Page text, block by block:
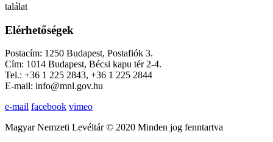
találat
Elérhetőségek
Postacím: 1250 Budapest, Postafiók 3.
Cím: 1014 Budapest, Bécsi kapu tér 2-4.
Tel.: +36 1 225 2843, +36 1 225 2844
E-mail: info@mnl.gov.hu
e-mail facebook vimeo
Magyar Nemzeti Levéltár © 2020 Minden jog fenntartva